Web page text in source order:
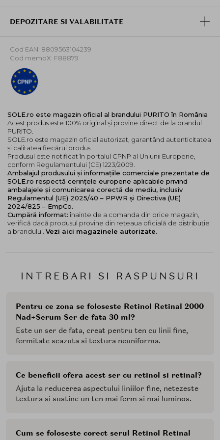
INTREBARI SI RASPUNSURI
Pentru ce zona se foloseste Retinol Retinal 2000
Nad+Serum Ser de fata 30 ml?
Este un ser de fata, creat pentru ten cu linii fine,
fermitate scazuta si textura neuniforma.
Ce beneficii ofera acest ser cu retinol si retinal?
Ajuta la reducerea aspectului liniilor fine, netezeste
textura si sustine un ten mai ferm si mai luminos.
Cum se foloseste corect serul Retinol Retinal
A se utiliza doar in rutina de seara. Agita bine
uscat, evitand zona ochilor si a buzelor. Maseaza
delicat pana la absorbtie completa. Incepe cu 2-3
utilizari pe saptamana, apoi creste treptat frecventa, in
functie de toleranta pielii. Aplica protectie solara in
timpul zilei.
Atentie!Contine Vitamina A (retinal, retinol). A se lua
in considerare aportul zilnic de Vitamina A din toate
sursele (alimentatie, suplimente sau alte produse
cosmetice) inainte de utilizare. Se recomanda evitarea
utilizarii in perioada sarcinii si alaptarii.
DEPOZITARE SI VALABILITATE
Cod EAN: 8809563104239
Cod memoX: F88879
SOLE.ro este magazin oficial al brandului PURITO în România
Acest produs este 100% original și provine direct de la brandul
PURITO.
SOLE.ro este magazin oficial autorizat, garantând autenticitatea
și calitatea fiecărui produs.
Produsul este notificat în portalul CPNP al Uniunii Europene,
conform Regulamentului (CE) 1223/2009.
Ambalajul produsului și informațiile comerciale prezentate de
SOLE.ro respectă cerințele europene aplicabile privind
ambalajele și comunicarea corectă de mediu, inclusiv
Regulamentul (UE) 2025/40 – PPWR și Directiva (UE)
2024/825 – EmpCo.
Cumpără informat: înainte de a comanda din orice magazin,
verifică dacă produsul provine din rețeaua oficială de distribuție
a brandului. Vezi aici magazinele autorizate.